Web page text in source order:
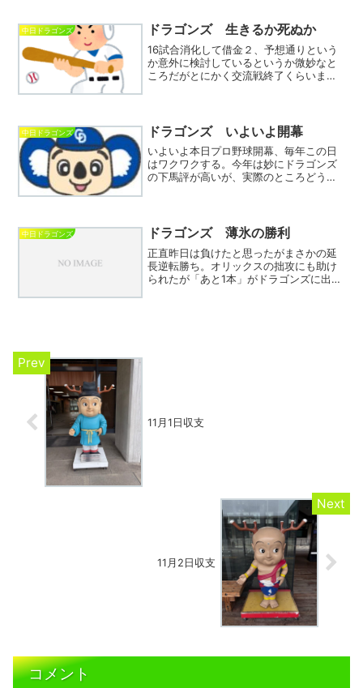
あまり変わらないように...
中日ドラゴンズ ドラゴンズ 生きるか死ぬか
16試合消化して借金２、予想通りという
か意外に検討しているというか微妙なと
ころだがとにかく交流戦終了くらいまで
ワンパターン。今後...
中日ドラゴンズ ドラゴンズ いよいよ開幕
いよいよ本日プロ野球開幕、毎年この日
はワクワクする。今年は妙にドラゴンズ
の下馬評が高いが、実際のところどうな
外国人も未知数な面が多く...
中日ドラゴンズ ドラゴンズ 薄氷の勝利
正直昨日は負けたと思ったがまさかの延
長逆転勝ち。オリックスの拙攻にも助け
られたが「あと1本」がドラゴンズに出た
11月1日収支
11月2日収支
コメント